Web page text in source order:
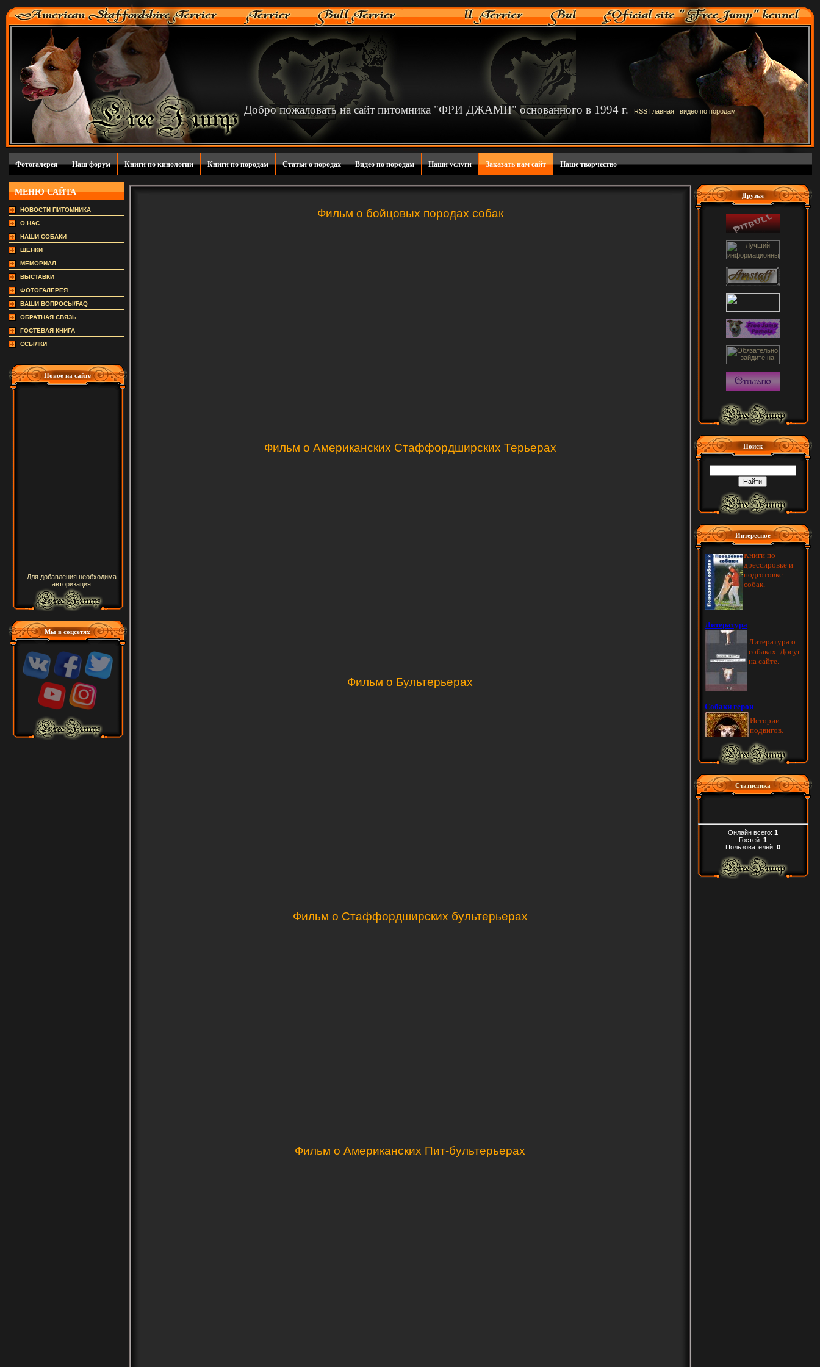
Добро пожаловать на сайт питомника "ФРИ ДЖАМП" основанного в 1994 г. | RSS Главная | видео по породам
Фотогалерея Наш форум Книги по кинологии Книги по породам Статьи о породах Видео по породам Наши услуги Заказать нам сайт Наше творчество
МЕНЮ САЙТА
НОВОСТИ ПИТОМНИКА
О НАС
НАШИ СОБАКИ
ЩЕНКИ
МЕМОРИАЛ
ВЫСТАВКИ
ФОТОГАЛЕРЕЯ
ВАШИ ВОПРОСЫ/FAQ
ОБРАТНАЯ СВЯЗЬ
ГОСТЕВАЯ КНИГА
ССЫЛКИ
Новое на сайте
Для добавления необходима
авторизация
Мы в соцсетях
Фильм о бойцовых породах собак
Фильм о Американских Стаффордширских Терьерах
Фильм о Бультерьерах
Фильм о Стаффордширских бультерьерах
Фильм о Американских Пит-бультерьерах
Друзья
Поиск
Интересное
Статистика
Онлайн всего: 1
Гостей: 1
Пользователей: 0